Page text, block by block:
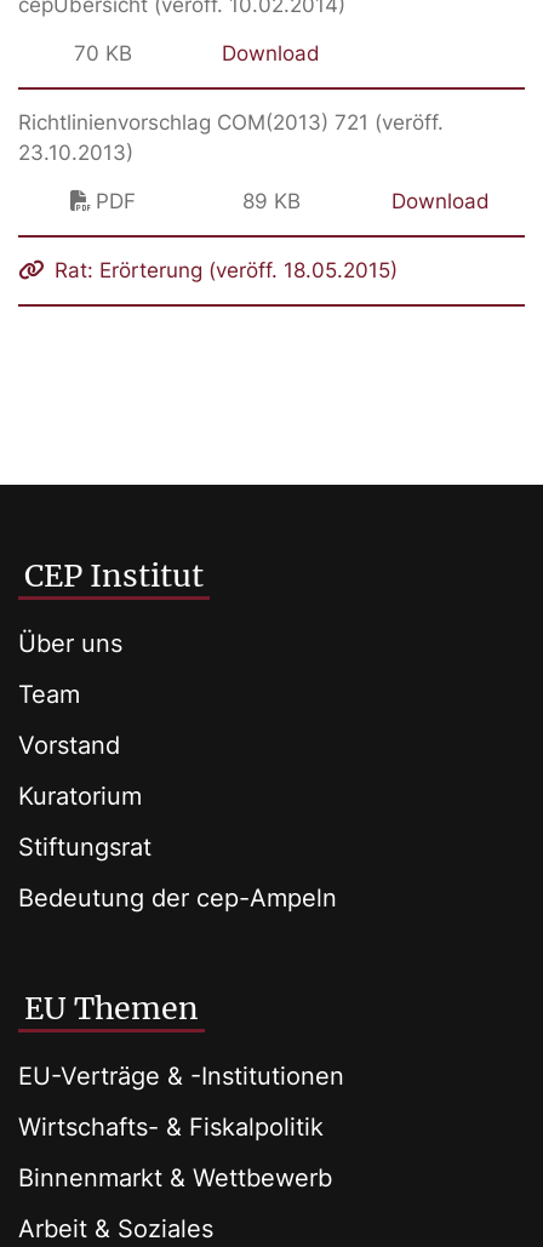
cepÜbersicht (veröff. 10.02.2014)
70 KB
Download
Richtlinienvorschlag COM(2013) 721 (veröff.
23.10.2013)
PDF
89 KB Download
Rat: Erörterung (veröff. 18.05.2015)
CEP Institut
Über uns
Team
Vorstand
Kuratorium
Stiftungsrat
Bedeutung der cep-Ampeln
EU Themen
EU-Verträge & -Institutionen
Wirtschafts- & Fiskalpolitik
Binnenmarkt & Wettbewerb
Arbeit & Soziales